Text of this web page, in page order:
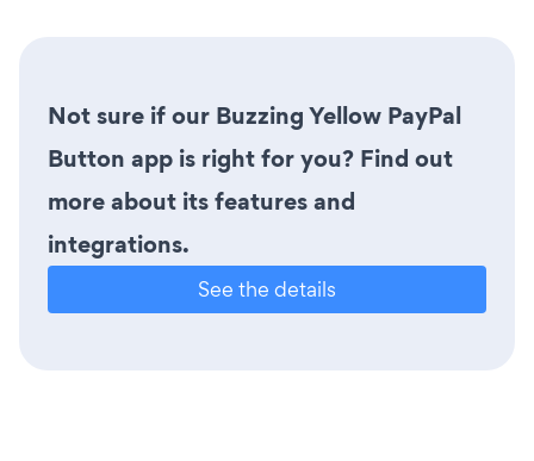
Not sure if our Buzzing Yellow PayPal
Button app is right for you? Find out
more about its features and
integrations.
See the details